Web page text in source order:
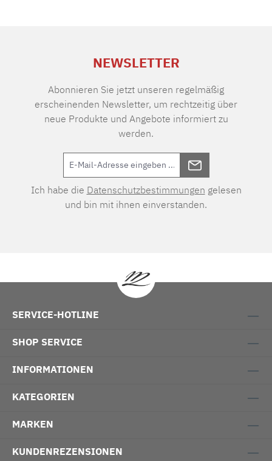
NEWSLETTER
Abonnieren Sie jetzt unseren regelmäßig
erscheinenden Newsletter, um rechtzeitig über
neue Produkte und Angebote informiert zu
werden.
Ich habe die Datenschutzbestimmungen gelesen
und bin mit ihnen einverstanden.
SERVICE-HOTLINE
SHOP SERVICE
INFORMATIONEN
KATEGORIEN
MARKEN
KUNDENREZENSIONEN